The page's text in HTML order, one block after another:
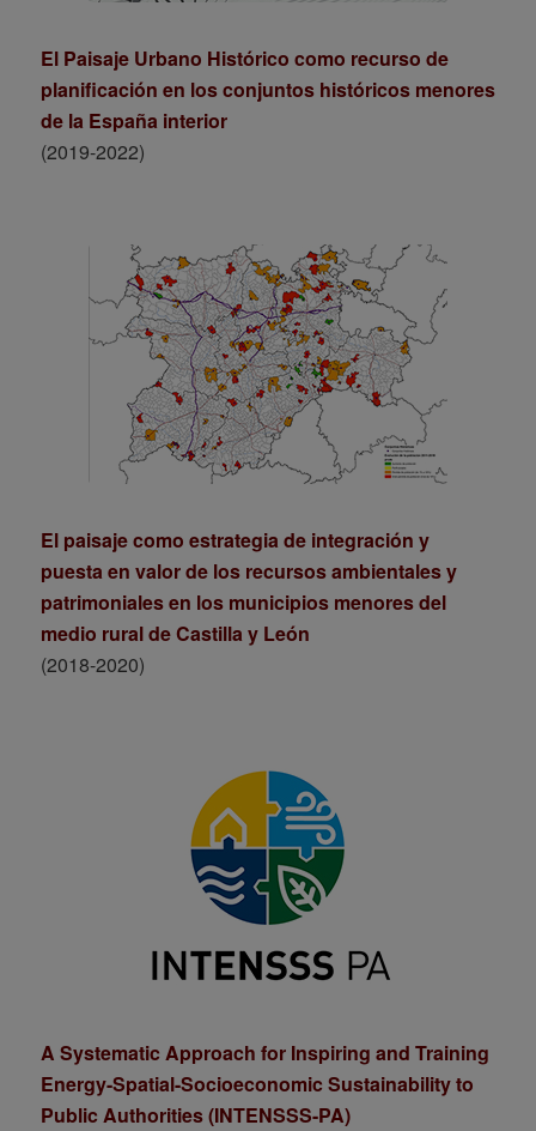
El Paisaje Urbano Histórico como recurso de
planificación en los conjuntos históricos menores
de la España interior
(2019-2022)
El paisaje como estrategia de integración y
puesta en valor de los recursos ambientales y
patrimoniales en los municipios menores del
medio rural de Castilla y León
(2018-2020)
A Systematic Approach for Inspiring and Training
Energy-Spatial-Socioeconomic Sustainability to
Public Authorities (INTENSSS-PA)